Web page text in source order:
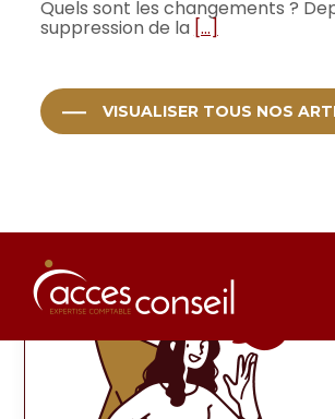
Aller
au
Quels sont les changements ?
suppression de la […]
VISUALISER TOUS NOS